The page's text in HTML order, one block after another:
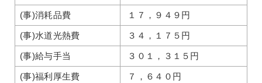
(事)消耗品費 １７，９４９円
(事)水道光熱費 ３４，１７５円
(事)給与手当 ３０１，３１５円
(事)福利厚生費 ７，６４０円